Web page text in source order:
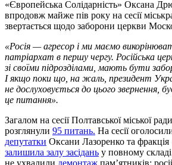
«Європейська Солідарність» Оксана
впродовж майже пів року на сесії
звертається щодо заборони церкви
«Росія — агресор і ми маємо
патріархат в першу чергу. Російська
зі своїми підрозділами, мають бути
І якщо поки що, на жаль, президент
не дослуховується до цього звернення,
це питання».
Загалом на сесії Полтавської міської
розглянули 95 питань. На сесії
депутатки Оксани Лазоренко та
залишила залу засідань у повному
не ухвалили демонтаж пам’ятників: